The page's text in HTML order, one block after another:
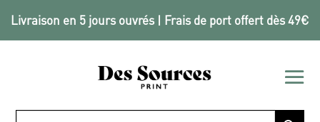
Livraison en 5 jours ouvrés | Frais de port offert dès 49€